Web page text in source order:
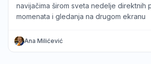
navijačima širom sveta nedelje direktnih
momenata i gledanja na drugom ekranu
Ana Milićević